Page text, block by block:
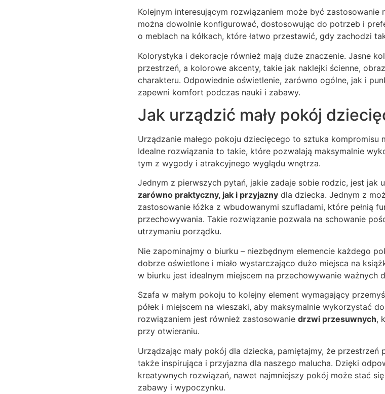
Kolejnym interesującym rozwiązaniem może być zastosowanie
można dowolnie konfigurować, dostosowując do potrzeb i
o meblach na kółkach, które łatwo przestawić, gdy zachodzi
Kolorystyka i dekoracje również mają duże znaczenie. Jasne
przestrzeń, a kolorowe akcenty, takie jak naklejki ścienne,
charakteru. Odpowiednie oświetlenie, zarówno ogólne, jak i
zapewni komfort podczas nauki i zabawy.
Jak urządzić mały pokój
Urządzanie małego pokoju dziecięcego to sztuka kompromisu
Idealne rozwiązania to takie, które pozwalają maksymalnie
tym z wygody i atrakcyjnego wyglądu wnętrza.
Jednym z pierwszych pytań, jakie zadaje sobie rodzic, jest jak
zarówno praktyczny, jak i przyjazny dla dziecka. Jednym z
zastosowanie łóżka z wbudowanymi szufladami, które pełnią
przechowywania. Takie rozwiązanie pozwala na schowanie
utrzymaniu porządku.
Nie zapominajmy o biurku – niezbędnym elemencie każdego
dobrze oświetlone i miało wystarczająco dużo miejsca na
w biurku jest idealnym miejscem na przechowywanie ważnych
Szafa w małym pokoju to kolejny element wymagający
półek i miejscem na wieszaki, aby maksymalnie wykorzystać
rozwiązaniem jest również zastosowanie drzwi przesuwnych,
przy otwieraniu.
Urządzając mały pokój dla dziecka, pamiętajmy, że
także inspirująca i przyjazna dla naszego malucha. Dzięki
kreatywnych rozwiązań, nawet najmniejszy pokój może stać
zabawy i wypoczynku.